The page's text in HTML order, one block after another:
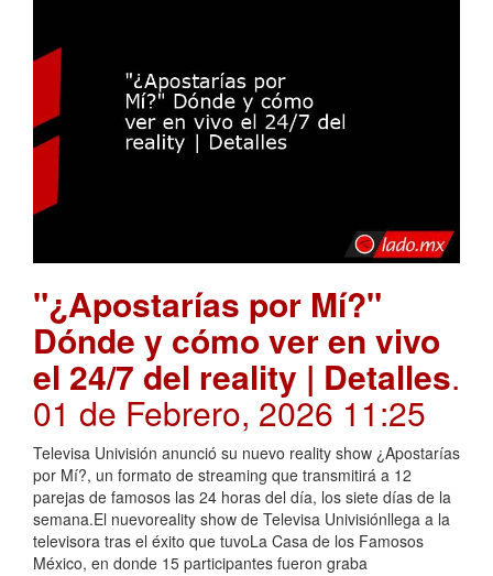
"¿Apostarías por Mí?"
Dónde y cómo ver en vivo
el 24/7 del reality | Detalles.
01 de Febrero, 2026 11:25
Televisa Univisión anunció su nuevo reality show ¿Apostarías
por Mí?, un formato de streaming que transmitirá a 12
parejas de famosos las 24 horas del día, los siete días de la
semana.El nuevoreality show de Televisa Univisiónllega a la
televisora tras el éxito que tuvoLa Casa de los Famosos
México, en donde 15 participantes fueron graba